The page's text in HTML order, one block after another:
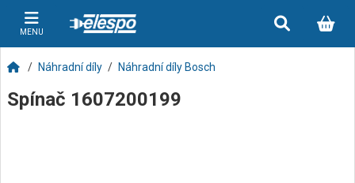
MENU
Náhradní díly Náhradní díly Bosch
Spínač 1607200199